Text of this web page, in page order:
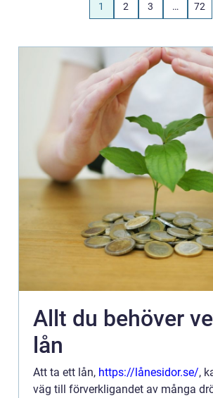
1 2 3 … 72
Allt du behöver
lån
Att ta ett lån, https://lånesidor.se/,
väg till förverkligandet av många